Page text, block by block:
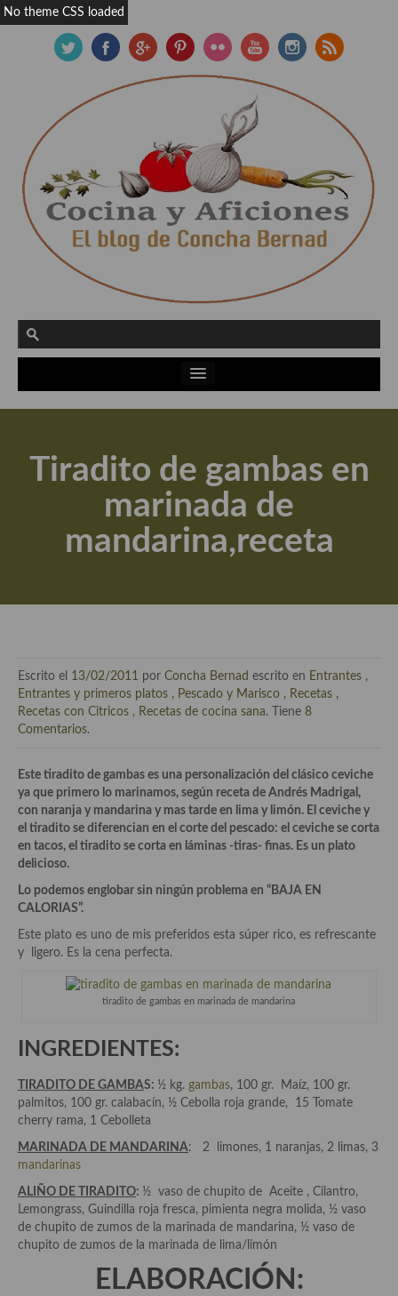
Actualidad y recomendaciones
Apuntes, estudios sobre temas interesantes e importantes
Aceite de Oliva Virgen Extra (AOVE)
Recetas maridadas con los mejores AOVES
Tiendas especiales
En la mesa: menaje, vajilla, técnicas de emplatado, decoración
Historia de la gastronomía, platos celebres, cocineros, críticos,
historias culinarias y otras cosas
Origen y evolución de la comida
Protocolo y buenas maneras.
Viajes eno-gastro-turísticos
En El Candelero
Recetas
Airfryer recetas
Aderezos, salsas, vinagretas, especias, hierbas aromáticas o
aditivos
Tiradito de gambas en
marinada de
mandarina,receta
Escrito el 13/02/2011 por Concha Bernad escrito en Entrantes ,
Entrantes y primeros platos , Pescado y Marisco , Recetas ,
Recetas con Citricos , Recetas de cocina sana. Tiene 8
Comentarios.
Este tiradito de gambas es una personalización del clásico ceviche
ya que primero lo marinamos, según receta de Andrés Madrigal,
con naranja y mandarina y mas tarde en lima y limón. El ceviche y
el tiradito se diferencian en el corte del pescado: el ceviche se corta
en tacos, el tiradito se corta en láminas -tiras- finas. Es un plato
delicioso.
Lo podemos englobar sin ningún problema en “BAJA EN
CALORIAS”.
Este plato es uno de mis preferidos esta súper rico, es refrescante
y ligero. Es la cena perfecta.
tiradito de gambas en marinada de mandarina
INGREDIENTES:
TIRADITO DE GAMBAS: ½ kg. gambas, 100 gr. Maíz, 100 gr.
palmitos, 100 gr. calabacín, ½ Cebolla roja grande, 15 Tomate
cherry rama, 1 Cebolleta
MARINADA DE MANDARINA: 2 limones, 1 naranjas, 2 limas, 3
mandarinas
ALIÑO DE TIRADITO: ½ vaso de chupito de Aceite , Cilantro,
Lemongrass, Guindilla roja fresca, pimienta negra molida, ½ vaso
de chupito de zumos de la marinada de mandarina, ½ vaso de
chupito de zumos de la marinada de lima/limón
ELABORACIÓN:
No theme CSS loaded